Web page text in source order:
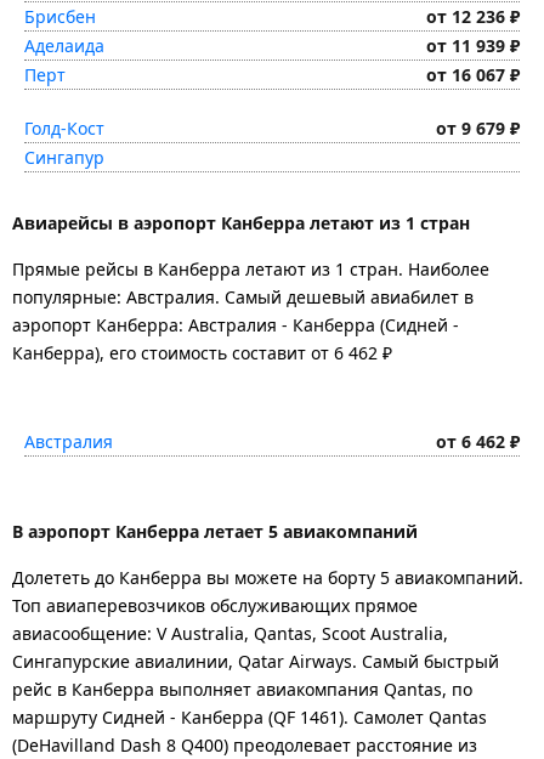
Брисбен
от 12 236 ₽
Аделаида
от 11 939 ₽
Перт
от 16 067 ₽
Голд-Кост
от 9 679 ₽
Сингапур
Авиарейсы в аэропорт Канберра летают из 1 стран
Прямые рейсы в Канберра летают из 1 стран. Наиболее
популярные: Австралия. Самый дешевый авиабилет в
аэропорт Канберра: Австралия - Канберра (Сидней -
Канберра), его стоимость составит от 6 462 ₽
Австралия от 6 462 ₽
В аэропорт Канберра летает 5 авиакомпаний
Долететь до Канберра вы можете на борту 5 авиакомпаний.
Топ авиаперевозчиков обслуживающих прямое
авиасообщение: V Australia, Qantas, Scoot Australia,
Сингапурские авиалинии, Qatar Airways. Самый быстрый
рейс в Канберра выполняет авиакомпания Qantas, по
маршруту Сидней - Канберра (QF 1461). Самолет Qantas
(DeHavilland Dash 8 Q400) преодолевает расстояние из